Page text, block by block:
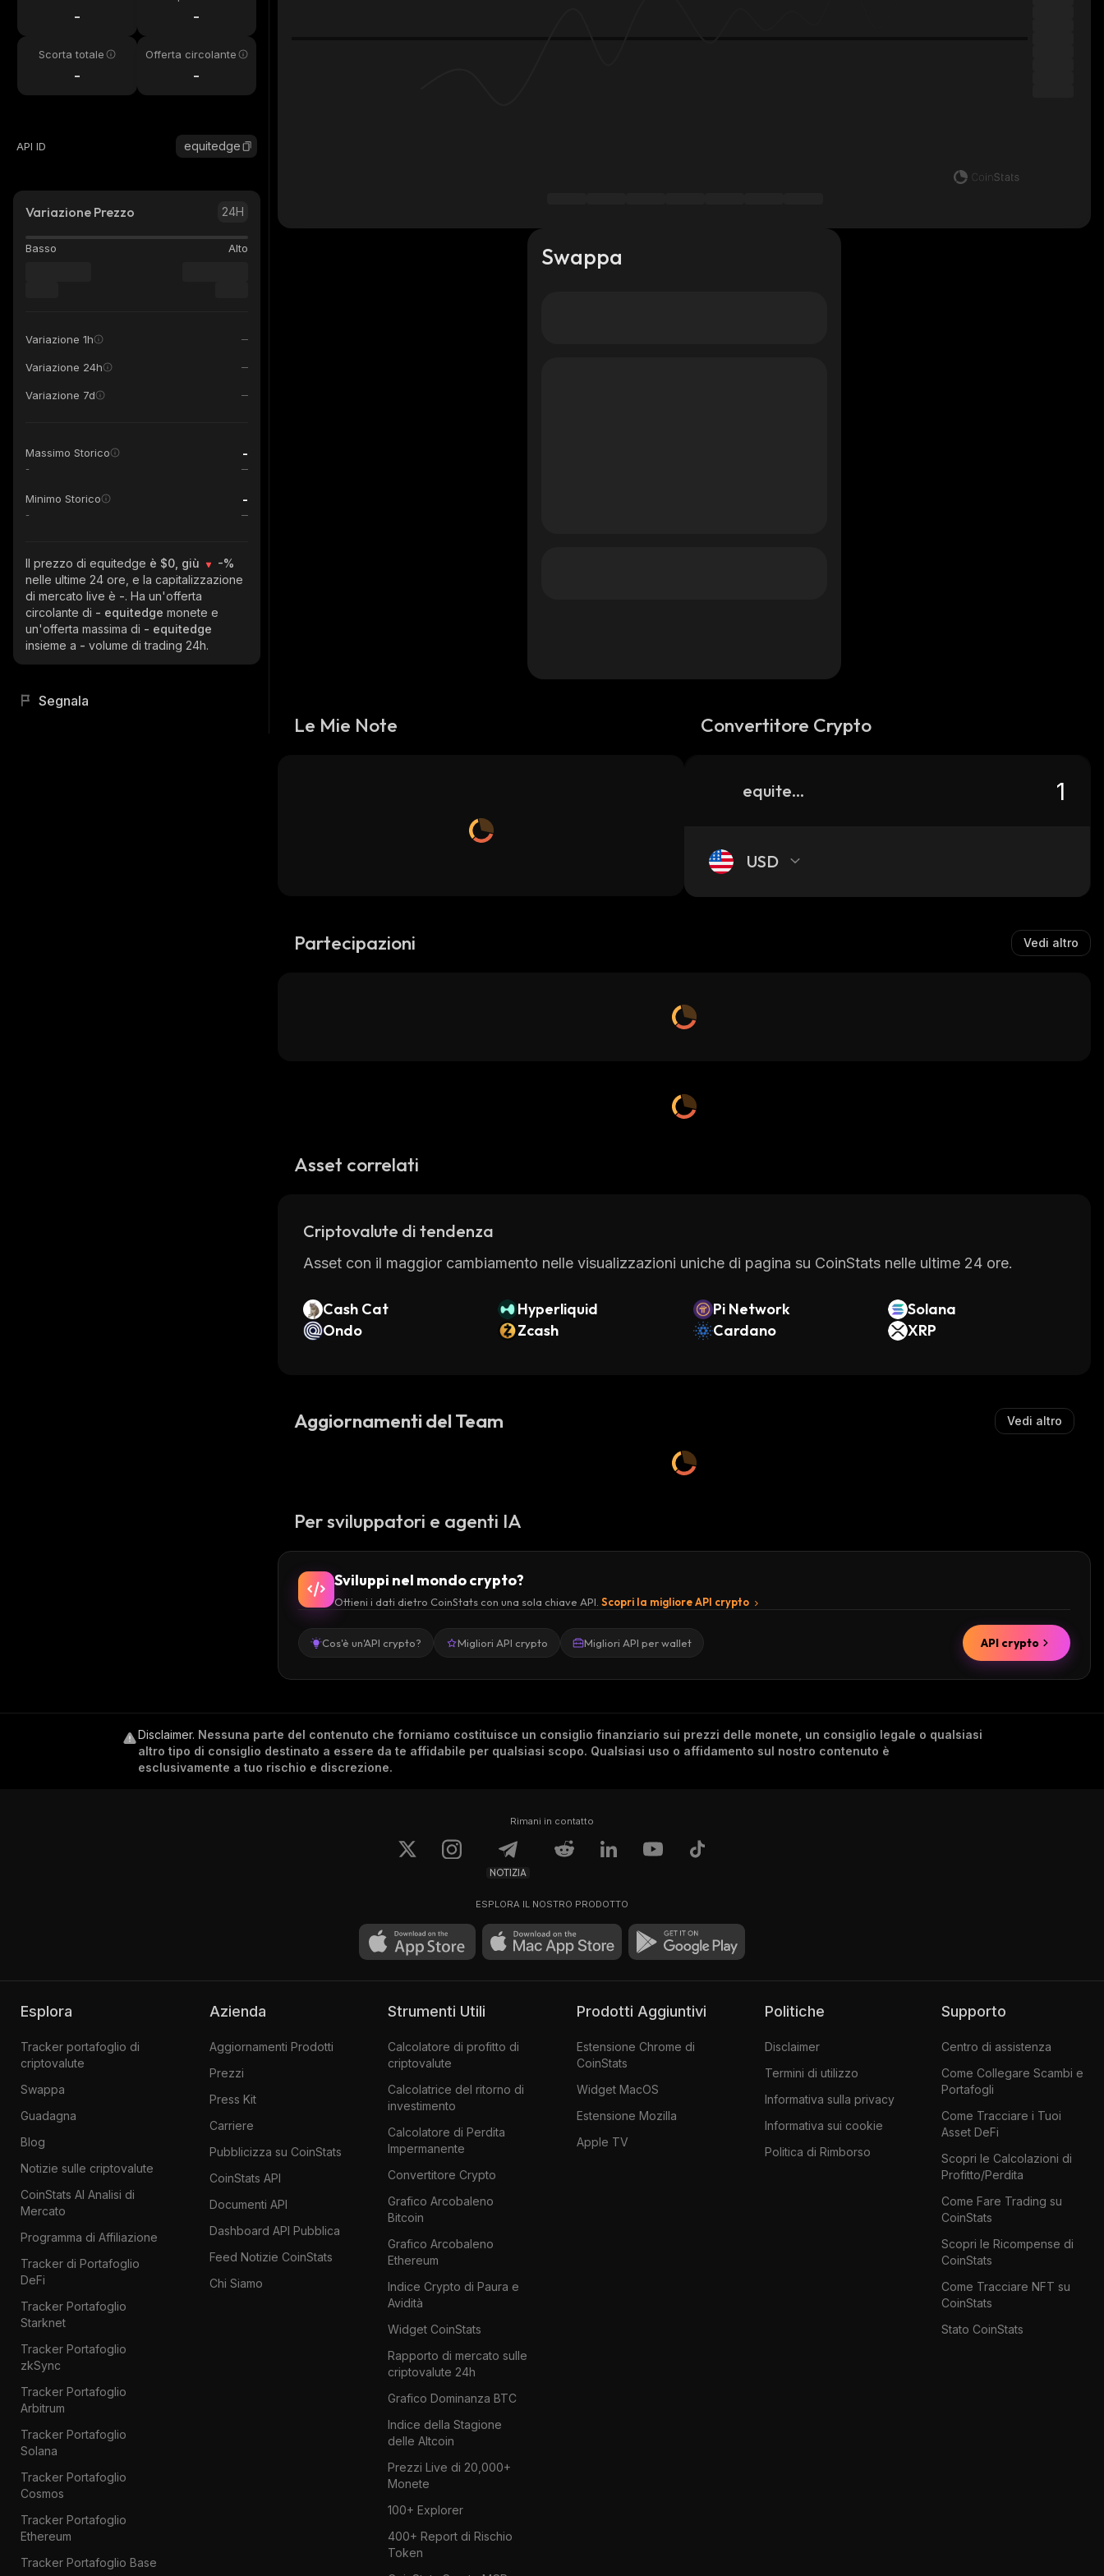
- -
Scorta totale
-
Offerta circolante
-
API ID equitedge
Variazione Prezzo 24H
Basso Alto
Variazione 1h
Variazione 24h
Variazione 7d
Massimo Storico -
-
Minimo Storico -
-
Il prezzo di equitedge è $0, giù
-%
nelle ultime 24 ore, e la capitalizzazione
di mercato live è -. Ha un'offerta
circolante di - equitedge monete e
un'offerta massima di - equitedge
insieme a - volume di trading 24h.
Segnala
Swappa
Le Mie Note Convertitore Crypto
equitedge
USD
Partecipazioni Vedi altro
Asset correlati
Criptovalute di tendenza
Asset con il maggior cambiamento nelle visualizzazioni uniche di pagina su CoinStats nelle ultime 24 ore.
Cash Cat Hyperliquid Pi Network
Solana
Ondo
Zcash Cardano XRP
Aggiornamenti del Team Vedi altro
Per sviluppatori e agenti IA
Sviluppi nel mondo crypto?
Ottieni i dati dietro CoinStats con una sola chiave API. Scopri la migliore API crypto
Cos'è un'API crypto? Migliori API crypto Migliori API per wallet API crypto
Disclaimer. Nessuna parte del contenuto che forniamo costituisce un consiglio finanziario sui prezzi delle monete, un consiglio legale o qualsiasi
altro tipo di consiglio destinato a essere da te affidabile per qualsiasi scopo. Qualsiasi uso o affidamento sul nostro contenuto è
esclusivamente a tuo rischio e discrezione.
Rimani in contatto
NOTIZIA
ESPLORA IL NOSTRO PRODOTTO
Esplora
Tracker portafoglio di
criptovalute
Swappa
Guadagna
Blog
Notizie sulle criptovalute
CoinStats AI Analisi di
Mercato
Programma di Affiliazione
Tracker di Portafoglio
DeFi
Tracker Portafoglio
Starknet
Tracker Portafoglio
zkSync
Tracker Portafoglio
Arbitrum
Tracker Portafoglio
Solana
Tracker Portafoglio
Cosmos
Tracker Portafoglio
Ethereum
Tracker Portafoglio Base
Azienda
Aggiornamenti Prodotti
Prezzi
Press Kit
Carriere
Pubblicizza su CoinStats
CoinStats API
Documenti API
Dashboard API Pubblica
Feed Notizie CoinStats
Chi Siamo
Strumenti Utili
Calcolatore di profitto di
criptovalute
Calcolatrice del ritorno di
investimento
Calcolatore di Perdita
Impermanente
Convertitore Crypto
Grafico Arcobaleno
Bitcoin
Grafico Arcobaleno
Ethereum
Indice Crypto di Paura e
Avidità
Widget CoinStats
Rapporto di mercato sulle
criptovalute 24h
Grafico Dominanza BTC
Indice della Stagione
delle Altcoin
Prezzi Live di 20,000+
Monete
100+ Explorer
400+ Report di Rischio
Token
Prodotti Aggiuntivi
Estensione Chrome di
CoinStats
Widget MacOS
Estensione Mozilla
Apple TV
Politiche
Disclaimer
Termini di utilizzo
Informativa sulla privacy
Informativa sui cookie
Politica di Rimborso
Supporto
Centro di assistenza
Come Collegare Scambi e
Portafogli
Come Tracciare i Tuoi
Asset DeFi
Scopri le Calcolazioni di
Profitto/Perdita
Come Fare Trading su
CoinStats
Scopri le Ricompense di
CoinStats
Come Tracciare NFT su
CoinStats
Stato CoinStats